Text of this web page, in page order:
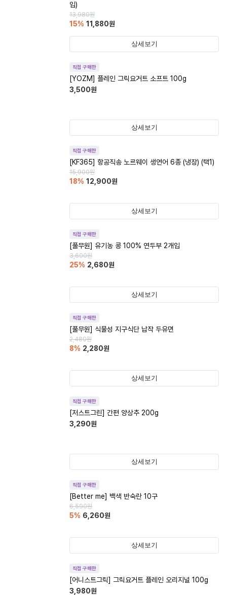
입)
13,980원
15% 11,880원
상세보기
직접 구매한
[YOZM] 플레인 그릭요거트 소프트 100g
3,500원
상세보기
직접 구매한
[KF365] 항공직송 노르웨이 생연어 6종 (냉장) (택1)
15,900원
18% 12,900원
상세보기
직접 구매한
[풀무원] 유기농 콩 100% 연두부 2개입
3,600원
25% 2,680원
상세보기
직접 구매한
[풀무원] 식물성 지구식단 납작 두유면
2,480원
8% 2,280원
상세보기
직접 구매한
[저스트그린] 간편 양상추 200g
3,290원
상세보기
직접 구매한
[Better me] 백색 반숙란 10구
6,590원
5% 6,260원
상세보기
직접 구매한
[어니스트그릭] 그릭요거트 플레인 오리지널 100g
3,980원